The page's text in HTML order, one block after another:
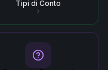
Tipi di Conto